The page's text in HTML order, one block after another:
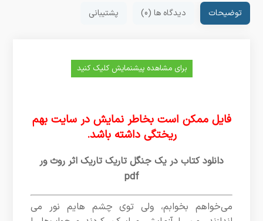
توضیحات دیدگاه ها (0) پشتیبانی
برای مشاهده پیشنمایش کلیک کنید
فایل ممکن است بخاطر نمایش در سایت بهم
ریختگی داشته باشد.
دانلود کتاب در یک جنگل تاریک تاریک اثر روث ور
pdf
می‌خواهم بخوابم، ولی توی چشم هایم نور می